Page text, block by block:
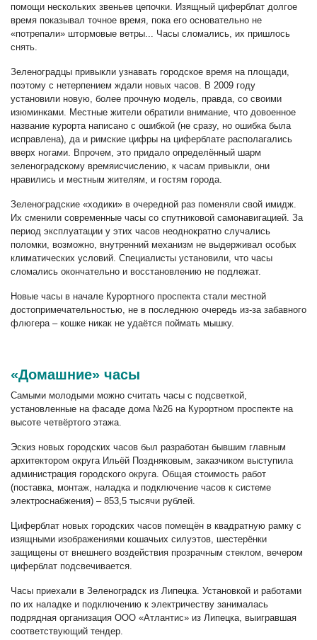
помощи нескольких звеньев цепочки. Изящный циферблат долгое
время показывал точное время, пока его основательно не
«потрепали» штормовые ветры... Часы сломались, их пришлось
снять.
Зеленоградцы привыкли узнавать городское время на площади,
поэтому с нетерпением ждали новых часов. В 2009 году
установили новую, более прочную модель, правда, со своими
изюминками. Местные жители обратили внимание, что довоенное
название курорта написано с ошибкой (не сразу, но ошибка была
исправлена), да и римские цифры на циферблате располагались
вверх ногами. Впрочем, это придало определённый шарм
зеленоградскому времяисчислению, к часам привыкли, они
нравились и местным жителям, и гостям города.
Зеленоградские «ходики» в очередной раз поменяли свой имидж.
Их сменили современные часы со спутниковой самонавигацией. За
период эксплуатации у этих часов неоднократно случались
поломки, возможно, внутренний механизм не выдерживал особых
климатических условий. Специалисты установили, что часы
сломались окончательно и восстановлению не подлежат.
Новые часы в начале Курортного проспекта стали местной
достопримечательностью, не в последнюю очередь из-за забавного
флюгера – кошке никак не удаётся поймать мышку.
«Домашние» часы
Самыми молодыми можно считать часы с подсветкой,
установленные на фасаде дома №26 на Курортном проспекте на
высоте четвёртого этажа.
Эскиз новых городских часов был разработан бывшим главным
архитектором округа Ильёй Поздняковым, заказчиком выступила
администрация городского округа. Общая стоимость работ
(поставка, монтаж, наладка и подключение часов к системе
электроснабжения) – 853,5 тысячи рублей.
Циферблат новых городских часов помещён в квадратную рамку с
изящными изображениями кошачьих силуэтов, шестерёнки
защищены от внешнего воздействия прозрачным стеклом, вечером
циферблат подсвечивается.
Часы приехали в Зеленоградск из Липецка. Установкой и работами
по их наладке и подключению к электричеству занималась
подрядная организация ООО «Атлантис» из Липецка, выигравшая
соответствующий тендер.